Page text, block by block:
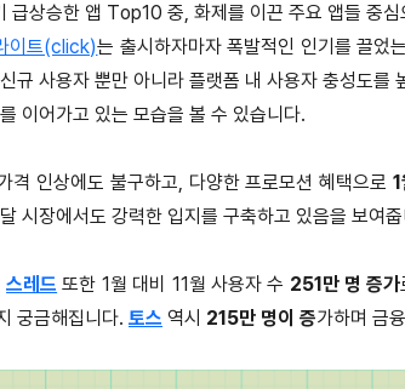
급상승한 앱 Top10 중, 화제를 이끈 주요 앱들 중심
이트(click)는 출시하자마자 폭발적인 인기를 끌었
규 사용자 뿐만 아니라 플랫폼 내 사용자 충성도를
이어가고 있는 모습을 볼 수 있습니다.
격 인상에도 불구하고, 다양한 프로모션 혜택으로
시장에서도 강력한 입지를 구축하고 있음을 보여
스레드 또한 1월 대비 11월 사용자 수 251만 명 증가
궁금해집니다. 토스 역시 215만 명이 증가하며 금